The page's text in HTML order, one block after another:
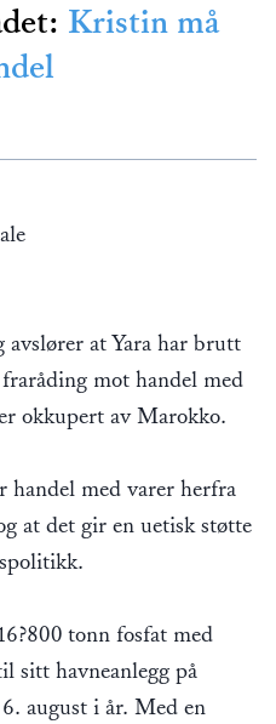
Kristin må
at Yara har brutt
mot handel med
okkupert av Marokko.
handel med varer herfra
at det gir en uetisk støtte
tonn fosfat med
sitt havneanlegg på
august i år. Med en